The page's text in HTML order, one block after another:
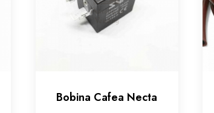
Bobina Cafea Necta